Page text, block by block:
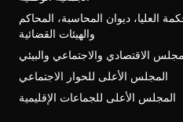
العليا، ديوان المحاسبة، المحاكم
والهيئات القضائية
الاقتصادي والاجتماعي والبيئي
المجلس الأعلى للحوار الاجتماعي
المجلس الأعلى للجماعات الإقليمية